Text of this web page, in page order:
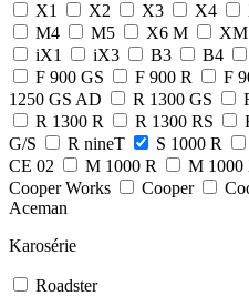
X1
X2 X3 X4
M4
M5 X6 M XM
iX1
iX3 B3 B4
F 900 GS
F 900 R F
1250 GS AD
R 1300 GS
R 1300 R
R 1300 RS
G/S
R nineT S 1000 R
CE 02
M 1000 R M 1000
Cooper Works
Cooper
Aceman
Karosérie
Roadster